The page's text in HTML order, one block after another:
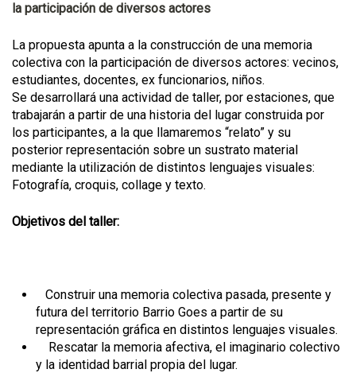
la participación de diversos actores
La propuesta apunta a la construcción de una memoria
colectiva con la participación de diversos actores: vecinos,
estudiantes, docentes, ex funcionarios, niños.
Se desarrollará una actividad de taller, por estaciones, que
trabajarán a partir de una historia del lugar construida por
los participantes, a la que llamaremos “relato” y su
posterior representación sobre un sustrato material
mediante la utilización de distintos lenguajes visuales:
Fotografía, croquis, collage y texto.
Objetivos del taller:
Construir una memoria colectiva pasada, presente y
futura del territorio Barrio Goes a partir de su
representación gráfica en distintos lenguajes visuales.
Rescatar la memoria afectiva, el imaginario colectivo
y la identidad barrial propia del lugar.